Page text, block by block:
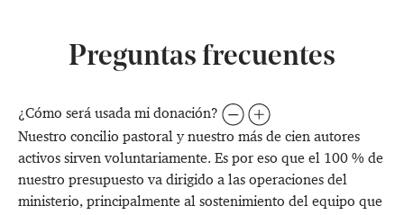
Preguntas frecuentes
¿Cómo será usada mi donación?
Nuestro concilio pastoral y nuestro más de cien autores
activos sirven voluntariamente. Es por eso que el 100 % de
nuestro presupuesto va dirigido a las operaciones del
ministerio, principalmente al sostenimiento del equipo que